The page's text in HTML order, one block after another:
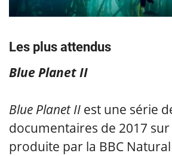
Les plus attendus
Blue Planet II
Blue Planet II est une série
documentaires de 2017
produite par la BBC